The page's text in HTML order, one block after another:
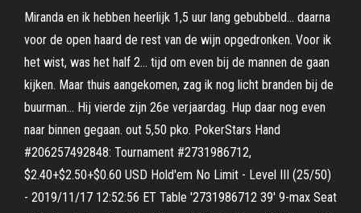
Miranda en ik hebben heerlijk 1,5 uur lang gebubbeld… daarna
voor de open haard de rest van de wijn opgedronken. Voor ik
het wist, was het half 2… tijd om even bij de mannen de gaan
kijken. Maar thuis aangekomen, zag ik nog licht branden bij de
buurman… Hij vierde zijn 26e verjaardag. Hup daar nog even
naar binnen gegaan. out 5,50 pko. PokerStars Hand
#206257492848: Tournament #2731986712,
$2.40+$2.50+$0.60 USD Hold'em No Limit - Level III (25/50)
- 2019/11/17 12:52:56 ET Table '2731986712 39' 9-max Seat